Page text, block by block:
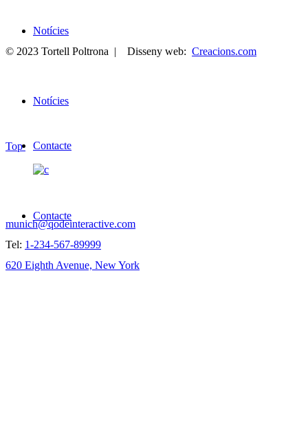
Notícies
Contacte
Notícies
Contacte
© 2023 Tortell Poltrona | Disseny web: Creacions.com
Top
munich@qodeinteractive.com
Tel: 1-234-567-89999
620 Eighth Avenue, New York